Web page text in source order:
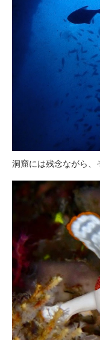
洞窟には残念ながら、